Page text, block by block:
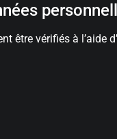
être vérifiés à